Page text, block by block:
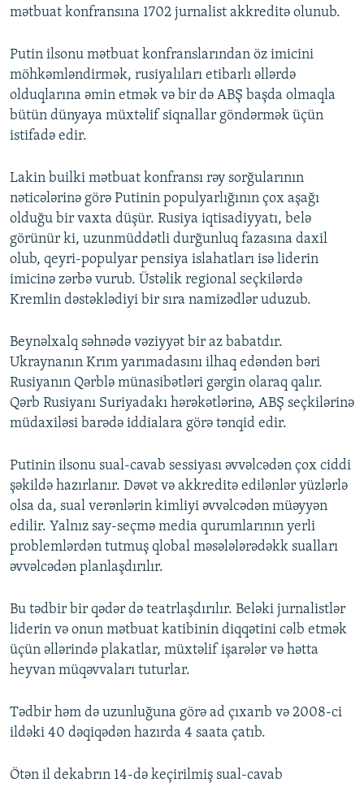
mətbuat konfransına 1702 jurnalist akkreditə olunub.
Putin ilsonu mətbuat konfranslarından öz imicini
möhkəmləndirmək, rusiyalıları etibarlı əllərdə
olduqlarına əmin etmək və bir də ABŞ başda olmaqla
bütün dünyaya müxtəlif siqnallar göndərmək üçün
istifadə edir.
Lakin builki mətbuat konfransı rəy sorğularının
nəticələrinə görə Putinin populyarlığının çox aşağı
olduğu bir vaxta düşür. Rusiya iqtisadiyyatı, belə
görünür ki, uzunmüddətli durğunluq fazasına daxil
olub, qeyri-populyar pensiya islahatları isə liderin
imicinə zərbə vurub. Üstəlik regional seçkilərdə
Kremlin dəstəklədiyi bir sıra namizədlər uduzub.
Beynəlxalq səhnədə vəziyyət bir az babatdır.
Ukraynanın Krım yarımadasını ilhaq edəndən bəri
Rusiyanın Qərblə münasibətləri gərgin olaraq qalır.
Qərb Rusiyanı Suriyadakı hərəkətlərinə, ABŞ seçkilərinə
müdaxiləsi barədə iddialara görə tənqid edir.
Putinin ilsonu sual-cavab sessiyası əvvəlcədən çox ciddi
şəkildə hazırlanır. Dəvət və akkreditə edilənlər yüzlərlə
olsa da, sual verənlərin kimliyi əvvəlcədən müəyyən
edilir. Yalnız say-seçmə media qurumlarının yerli
problemlərdən tutmuş qlobal məsələlərədəkk sualları
əvvəlcədən planlaşdırılır.
Bu tədbir bir qədər də teatrlaşdırılır. Beləki jurnalistlər
liderin və onun mətbuat katibinin diqqətini cəlb etmək
üçün əllərində plakatlar, müxtəlif işarələr və hətta
heyvan müqəvvaları tuturlar.
Tədbir həm də uzunluğuna görə ad çıxarıb və 2008-ci
ildəki 40 dəqiqədən hazırda 4 saata çatıb.
Ötən il dekabrın 14-də keçirilmiş sual-cavab